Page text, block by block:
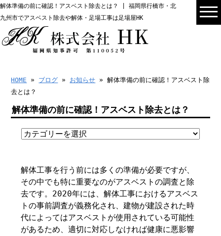
解体準備の前に確認！アスベスト除去とは？ | 福岡県行橋市・北
九州市でアスベスト除去や解体・足場工事は足場屋HK
HOME » ブログ » お知らせ » 解体準備の前に確認！アスベスト除
去とは？
解体準備の前に確認！アスベスト除去とは？
解体工事を行う前には多くの準備が必要ですが、
その中でも特に重要なのがアスベストの調査と除
去です。2020年には、解体工事におけるアスベス
トの事前調査が義務化され、建物が建設された時
代によってはアスベストが使用されている可能性
があるため、適切に対応しなければ健康に悪影響